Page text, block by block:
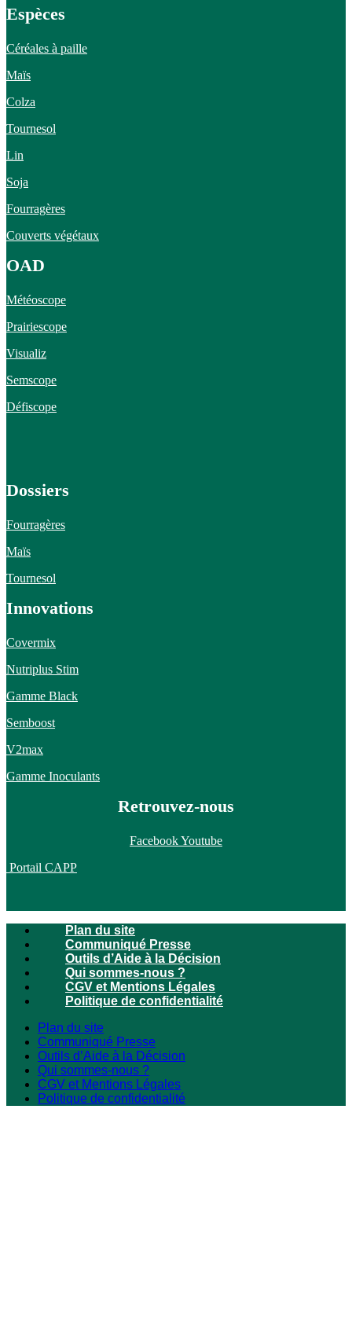
Espèces
Céréales à paille
Maïs
Colza
Tournesol
Lin
Soja
Fourragères
Couverts végétaux
OAD
Météoscope
Prairiescope
Visualiz
Semscope
Défiscope
Dossiers
Fourragères
Maïs
Tournesol
Innovations
Covermix
Nutriplus Stim
Gamme Black
Semboost
V2max
Gamme Inoculants
Retrouvez-nous
FacebookYoutube
Portail CAPP
Plan du site
Communiqué Presse
Outils d’Aide à la Décision
Qui sommes-nous ?
CGV et Mentions Légales
Politique de confidentialité
Plan du site
Communiqué Presse
Outils d’Aide à la Décision
Qui sommes-nous ?
CGV et Mentions Légales
Politique de confidentialité